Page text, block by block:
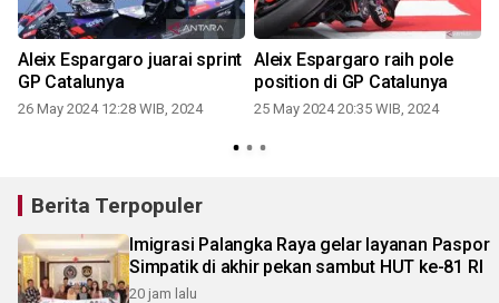
Aleix Espargaro juarai sprint
GP Catalunya
26 May 2024 12:28 WIB, 2024
Aleix Espargaro raih pole
position di GP Catalunya
25 May 2024 20:35 WIB, 2024
Berita Terpopuler
Imigrasi Palangka Raya gelar layanan Paspor
Simpatik di akhir pekan sambut HUT ke-81 RI
20 jam lalu